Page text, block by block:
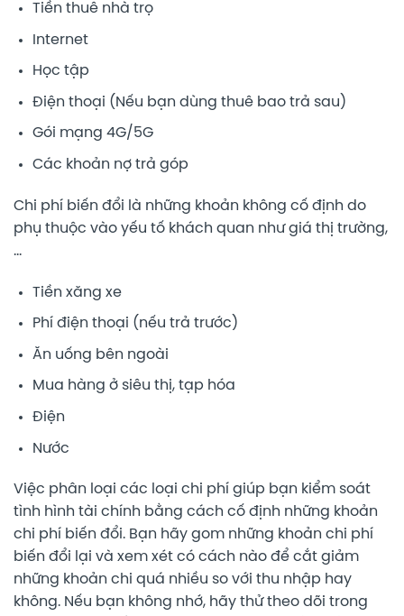
Tiền thuê nhà trọ
Internet
Học tập
Điện thoại (Nếu bạn dùng thuê bao trả sau)
Gói mạng 4G/5G
Các khoản nợ trả góp
Chi phí biến đổi là những khoản không cố định do
phụ thuộc vào yếu tố khách quan như giá thị trường,
…
Tiền xăng xe
Phí điện thoại (nếu trả trước)
Ăn uống bên ngoài
Mua hàng ở siêu thị, tạp hóa
Điện
Nước
Việc phân loại các loại chi phí giúp bạn kiểm soát
tình hình tài chính bằng cách cố định những khoản
chi phí biến đổi. Bạn hãy gom những khoản chi phí
biến đổi lại và xem xét có cách nào để cắt giảm
những khoản chi quá nhiều so với thu nhập hay
không. Nếu bạn không nhớ, hãy thử theo dõi trong